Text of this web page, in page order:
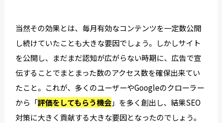
当然その効果とは、毎月有効なコンテンツを一定数公開
し続けていたことも大きな要因でしょう。しかしサイト
を公開し、まだまだ認知が広がらない時期に、広告で宣
伝することでまとまった数のアクセス数を確保出来てい
たこと。これが、多くのユーザーやGoogleのクローラー
から「評価をしてもらう機会」を多く創出し、結果SEO
対策に大きく貢献する大きな要因となったのでしょう。